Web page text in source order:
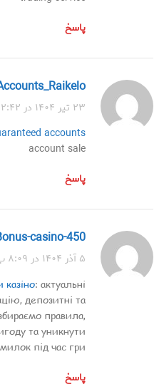
پاسخ
accounts_Raikelo
۲۳ تیر ۱۴۰۴ در ۱۲:۴۲ ق.ظ
accounts
account sale
پاسخ
bonus-casino-450
۵ آذر ۱۴۰۴ در ۸:۰۹ ب.ظ
казіно: актуальні
депозитні та
правила,
та уникнути
під час гри.
پاسخ